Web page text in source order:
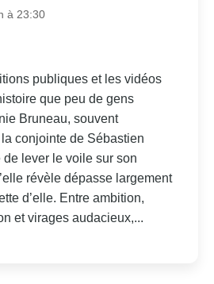
à 23:30
publiques et les vidéos
que peu de gens
Bruneau, souvent
conjointe de Sébastien
de lever le voile sur son
révèle dépasse largement
d’elle. Entre ambition,
et virages audacieux,...